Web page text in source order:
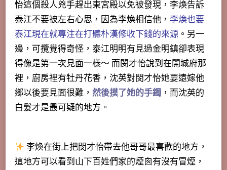
怡這個殺人兇手趕出東宮殿以免被發現，李煥告訴
泰江不要被左右心思，因為李煥相信他， 李煥也要
泰江現在就專注在打聽朴漢修收下錢的來源 。另一
邊，可攬覺得奇怪， 泰江明明有見過金明鎮卻表現
得像是第一次見面一樣～ 而閔才怡說到在開城府那
裡，廚房裡有牡丹花香，沈英對閔才怡她要遠嫁他
鄉以後要見面很難， 然後摸了她的手鐲 ，而沈英的
白髮才是最可疑的地方。
李煥在街上把閔才怡帶去他哥哥最喜歡的地方，
這地方可以看到山下百姓們家的煙囪有沒有冒煙，